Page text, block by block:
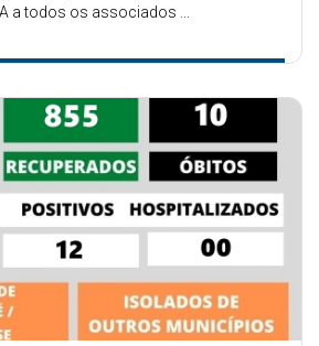
a todos os associados ...